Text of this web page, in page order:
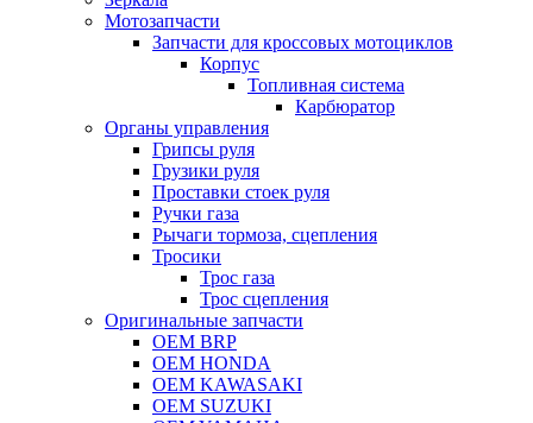
Мотозапчасти
Запчасти для кроссовых мотоциклов
Корпус
Топливная система
Карбюратор
Органы управления
Грипсы руля
Грузики руля
Проставки стоек руля
Ручки газа
Рычаги тормоза, сцепления
Тросики
Трос газа
Трос сцепления
Оригинальные запчасти
OEM BRP
OEM HONDA
OEM KAWASAKI
OEM SUZUKI